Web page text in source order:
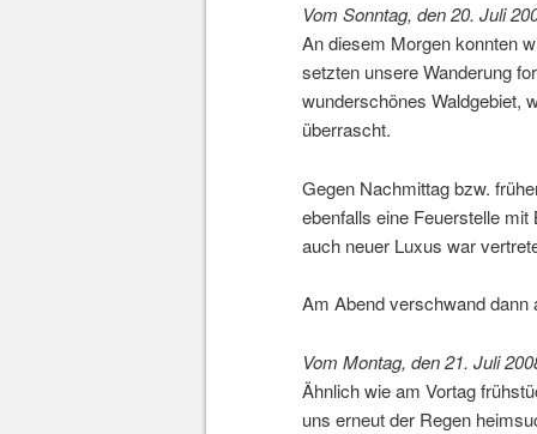
Vom Sonntag, den 20. Juli
An diesem Morgen konnten
setzten unsere Wanderung
wunderschönes Waldgebiet,
überrascht.
Gegen Nachmittag bzw.
ebenfalls eine Feuerstelle
auch neuer Luxus war
Am Abend verschwand dann
Vom Montag, den 21. Juli
Ähnlich wie am Vortag
uns erneut der Regen